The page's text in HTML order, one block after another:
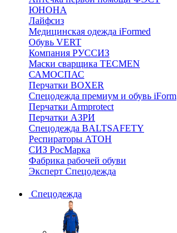
ЮНОНА
Лайфсиз
Медицинская одежда iFormed
Обувь VERT
Компания РУССИЗ
Маски сварщика TECMEN
САМОСПАС
Перчатки BOXER
Спецодежда премиум и обувь iForm
Перчатки Armprotect
Перчатки АЗРИ
Спецодежда BALTSAFETY
Респираторы АТОН
СИЗ РосМарка
Фабрика рабочей обуви
Эксперт Спецодежда
Спецодежда